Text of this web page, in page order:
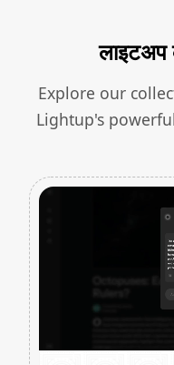
लाइटअप
Explore our
Lightup's